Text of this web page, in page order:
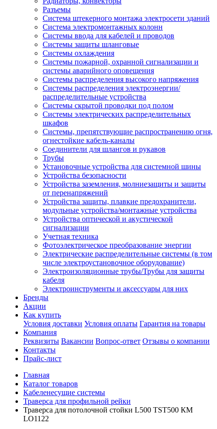
Разъемы
Система штекерного монтажа электросети зданий
Система электромонтажных колонн
Системы ввода для кабелей и проводов
Системы защиты шланговые
Системы охлаждения
Системы пожарной, охранной сигнализации и
системы аварийного оповещения
Системы распределения высокого напряжения
Системы распределения электроэнергии/
распределительные устройства
Системы скрытой проводки под полом
Системы электрических распределительных
шкафов
Системы, препятствующие распространению огня,
огнестойкие кабель-каналы
Соединители для шлангов и рукавов
Трубы
Установочные устройства для системной шины
Устройства безопасности
Устройства заземления, молниезащиты и защиты
от перенапряжений
Устройства защиты, плавкие предохранители,
модульные устройства/монтажные устройства
Устройства оптической и акустической
сигнализации
Учетная техника
Фотоэлектрическое преобразование энергии
Электрические распределительные системы (в том
числе электроустановочное оборудование)
Электроизоляционные трубы/Трубы для защиты
кабеля
Электроинструменты и аксессуары для них
Бренды
Акции
Как купить
Условия доставки Условия оплаты Гарантия на товары
Компания
Реквизиты Вакансии Вопрос-ответ Отзывы о компании
Контакты
Прайс-лист
Главная
Каталог товаров
Кабеленесущие системы
Траверса для профильной рейки
Траверса для потолочной стойки L500 TST500 КМ
LO1122